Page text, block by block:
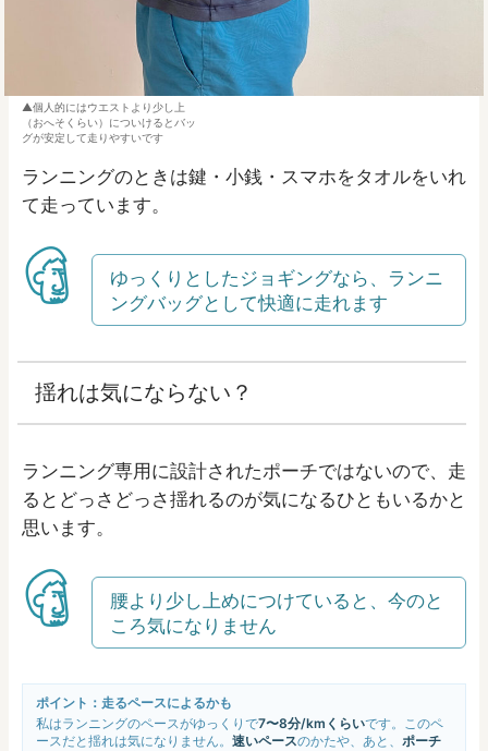
個人的にはウエストより少し上
（おへそくらい）についけるとバッ
グが安定して走りやすいです
ランニングのときは鍵・小銭・スマホをタオルをいれ
て走っています。
ゆっくりとしたジョギングなら、ランニ
ングバッグとして快適に走れます
揺れは気にならない？
ランニング専用に設計されたポーチではないので、走
るとどっさどっさ揺れるのが気になるひともいるかと
思います。
腰より少し上めにつけていると、今のと
ころ気になりません
ポイント：走るペースによるかも
私はランニングのペースがゆっくりで7〜8分/kmくらいです。このペ
ースだと揺れは気になりません。 速いペースのかたや、あと、 ポーチ